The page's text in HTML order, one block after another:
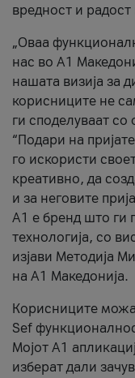
вредност и радост
„Оваа
нас во А1
нашата визија за
корисниците не
ги споделуваат
“Подари на
го искористи
креативно, да
и за неговите
А1 е бренд што ги
технологија, со
изјави Методија
на А1 Македонија.
Корисниците
Sef
Мојот А1
изберат дали